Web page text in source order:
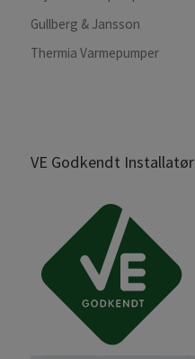
Gullberg & Jansson
Thermia Varmepumper
VE Godkendt Installatør